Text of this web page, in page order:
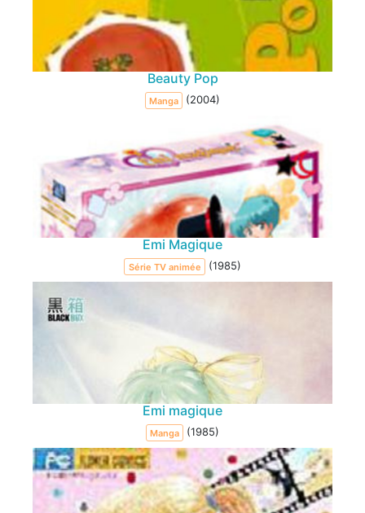
Beauty Pop
Manga (2004)
Emi Magique
Série TV animée (1985)
Emi magique
Manga (1985)